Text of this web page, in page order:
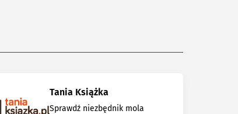
Tania Książka
Sprawdź niezbędnik mola